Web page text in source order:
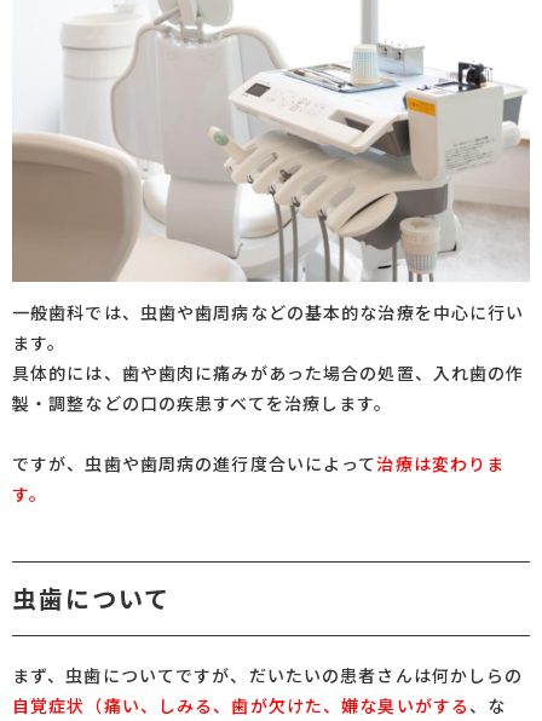
一般歯科では、虫歯や歯周病などの基本的な治療を中心に行い
ます。
具体的には、歯や歯肉に痛みがあった場合の処置、入れ歯の作
製・調整などの口の疾患すべてを治療します。
ですが、虫歯や歯周病の進行度合いによって治療は変わりま
す。
虫歯について
まず、虫歯についてですが、だいたいの患者さんは何かしらの
自覚症状（痛い、しみる、歯が欠けた、嫌な臭いがする 、な